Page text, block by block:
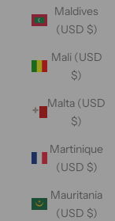
Maldives
(USD $)
Mali (USD
$)
Malta (USD
$)
Martinique
(USD $)
Mauritania
(USD $)